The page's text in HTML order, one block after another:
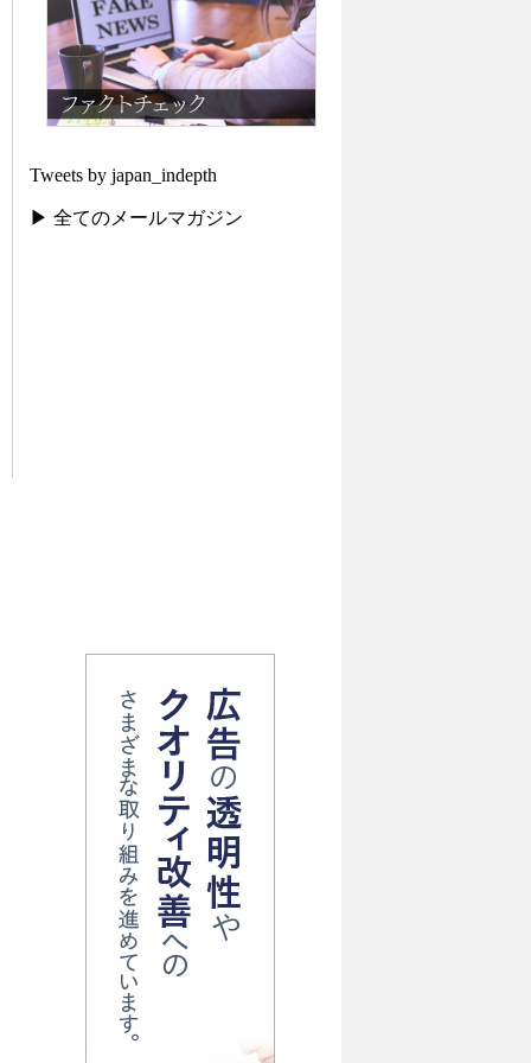
Tweets by japan_indepth
▶ 全てのメールマガジン